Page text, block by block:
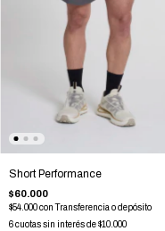
Short Performance
$60.000
$54.000con Transferencia o depósito
6cuotas sin interés de$10.000